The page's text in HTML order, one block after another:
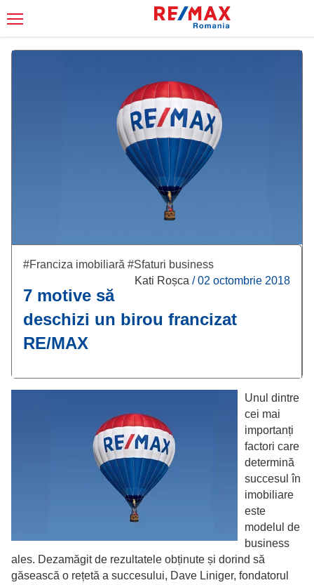
#Franciza imobiliară #Sfaturi business
Kati Roșca /02 octombrie 2018
7 motive să
deschizi un birou francizat
RE/MAX
Unul dintre
cei mai
importanți
factori care
determină
succesul în
imobiliare
este
modelul de
business
ales. Dezamăgit de rezultatele obținute și dorind să
găsească o rețetă a succesului, Dave Liniger, fondatorul